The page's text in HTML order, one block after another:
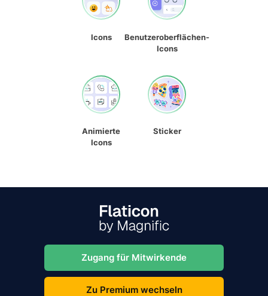
Icons
Benutzeroberflächen-
Icons
Animierte
Icons
Sticker
Zugang für Mitwirkende
Zu Premium wechseln